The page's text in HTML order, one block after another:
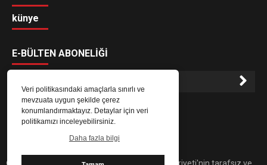
Veri politikasındaki amaçlarla sınırlı ve
mevzuata uygun şekilde çerez
konumlandırmaktayız. Detaylar için veri
politikamızı inceleyebilirsiniz.
Daha fazla bilgi
künye
E-BÜLTEN ABONELİĞİ
E-Bülten aboneliği ile haberlere daha hızlı erişin.